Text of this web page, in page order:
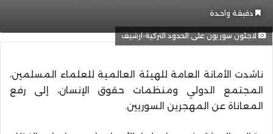
دقيقة واحدة
لاجئون سوريون على الحدود التركية-ارشيف
ناشدت الأمانة العامة للهيئة العالمية للعلماء المسلمين،
المجتمع الدولي ومنظمات حقوق الإنسان، إلى رفع
المعاناة عن المهجرين السوريين.